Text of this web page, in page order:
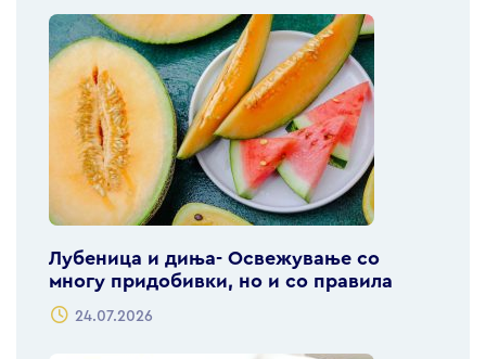
Лубеница и диња- Освежување со
многу придобивки, но и со правила
24.07.2026